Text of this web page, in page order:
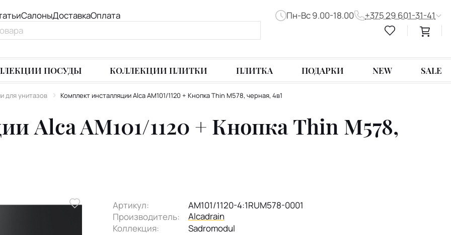
СалоныДоставкаОплата Пн-Вс 9.00-18.00 +375 29 601-31-41
ПОСУДЫ КОЛЛЕКЦИИ ПЛИТКИ ПЛИТКА ПОДАРКИ NEW SALE
для унитазов Комплект инсталляции Alca AM101/1120 + Кнопка Thin M578, черная, 4в1
Alca AM101/1120 + Кнопка Thin M578,
Артикул:
AM101/1120-4:1RUM578-0001
Производитель:
Alcadrain
Коллекция:
Sadromodul